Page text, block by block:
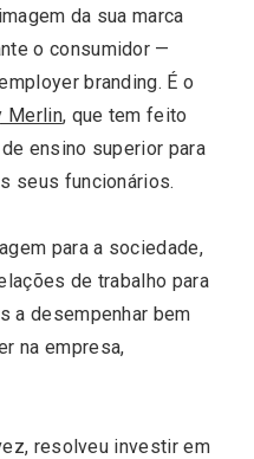
da sua marca
o consumidor —
branding. É o
Merlin, que tem feito
ensino superior para
seus funcionários.
para a sociedade,
de trabalho para
a desempenhar bem
na empresa,
resolveu investir em